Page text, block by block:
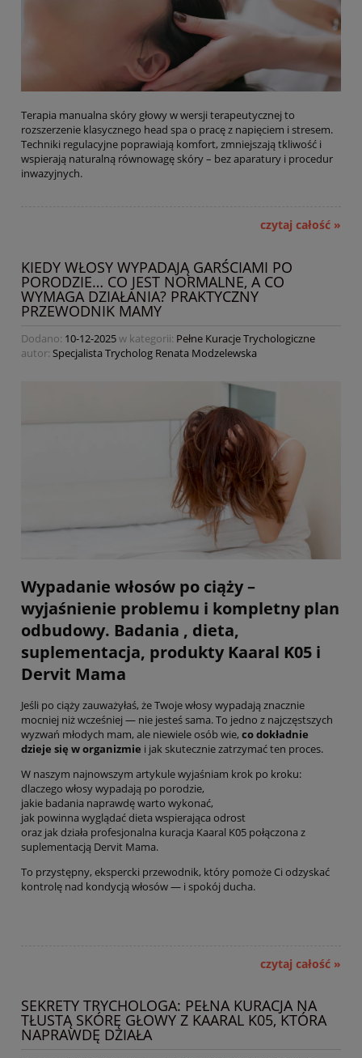
Terapia manualna skóry głowy w wersji terapeutycznej to
rozszerzenie klasycznego head spa o pracę z napięciem i stresem.
Techniki regulacyjne poprawiają komfort, zmniejszają tkliwość i
wspierają naturalną równowagę skóry – bez aparatury i procedur
inwazyjnych.
czytaj całość »
KIEDY WŁOSY WYPADAJĄ GARŚCIAMI PO
PORODZIE… CO JEST NORMALNE, A CO
WYMAGA DZIAŁANIA? PRAKTYCZNY
PRZEWODNIK MAMY
Dodano: 10-12-2025w kategorii: Pełne Kuracje Trychologiczne
autor: Specjalista Trycholog Renata Modzelewska
Wypadanie włosów po ciąży –
wyjaśnienie problemu i kompletny plan
odbudowy. Badania , dieta,
suplementacja, produkty Kaaral K05 i
Dervit Mama
Jeśli po ciąży zauważyłaś, że Twoje włosy wypadają znacznie
mocniej niż wcześniej — nie jesteś sama. To jedno z najczęstszych
wyzwań młodych mam, ale niewiele osób wie, co dokładnie
dzieje się w organizmie i jak skutecznie zatrzymać ten proces.
W naszym najnowszym artykule wyjaśniam krok po kroku:
dlaczego włosy wypadają po porodzie,
jakie badania naprawdę warto wykonać,
jak powinna wyglądać dieta wspierająca odrost
oraz jak działa profesjonalna kuracja Kaaral K05 połączona z
suplementacją Dervit Mama.
To przystępny, ekspercki przewodnik, który pomoże Ci odzyskać
kontrolę nad kondycją włosów — i spokój ducha.
czytaj całość »
SEKRETY TRYCHOLOGA: PEŁNA KURACJA NA
TŁUSTĄ SKÓRĘ GŁOWY Z KAARAL K05, KTÓRA
NAPRAWDĘ DZIAŁA